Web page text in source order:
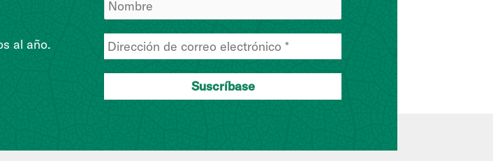
al año.